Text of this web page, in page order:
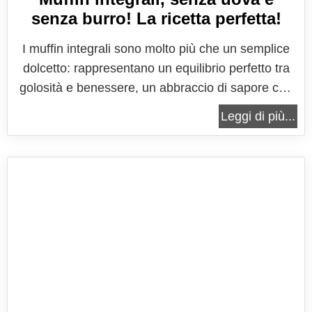
senza burro! La ricetta perfetta!
I muffin integrali sono molto più che un semplice
dolcetto: rappresentano un equilibrio perfetto tra
golosità e benessere, un abbraccio di sapore che
riesce a conquistare tanto chi ama la dolcezza
autentica quanto chi cerca leggerezza e ingredienti
Leggi di più...